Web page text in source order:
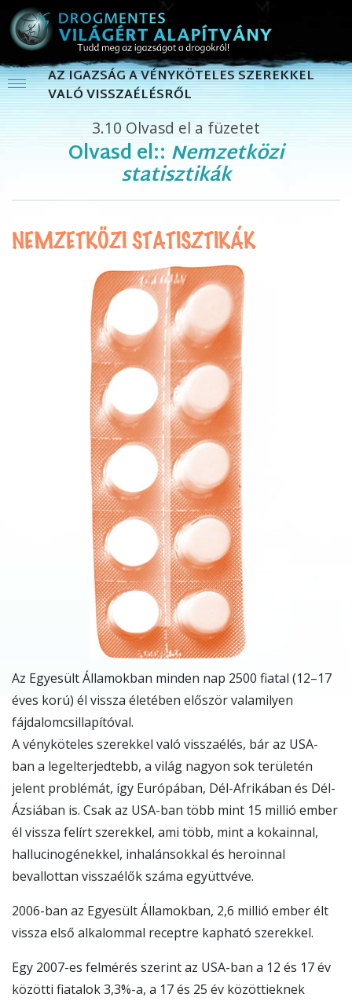
AZ IGAZSÁG A VÉNYKÖTELES SZEREKKEL
VALÓ VISSZAÉLÉSRŐL
3.10 Olvasd el a füzetet
Olvasd el:: Nemzetközi
statisztikák
NEMZETKÖZI STATISZTIKÁK
Az Egyesült Államokban minden nap 2500 fiatal (12–17
éves korú) él vissza életében először valamilyen
fájdalomcsillapítóval.
A vényköteles szerekkel való visszaélés, bár az USA-
ban a legelterjedtebb, a világ nagyon sok területén
jelent problémát, így Európában, Dél-Afrikában és Dél-
Ázsiában is. Csak az USA-ban több mint 15 millió ember
él vissza felírt szerekkel, ami több, mint a kokainnal,
hallucinogénekkel, inhalánsokkal és heroinnal
bevallottan visszaélők száma együttvéve.
2006-ban az Egyesült Államokban, 2,6 millió ember élt
vissza első alkalommal receptre kapható szerekkel.
Egy 2007-es felmérés szerint az USA-ban a 12 és 17 év
közötti fiatalok 3,3%-a, a 17 és 25 év közöttieknek